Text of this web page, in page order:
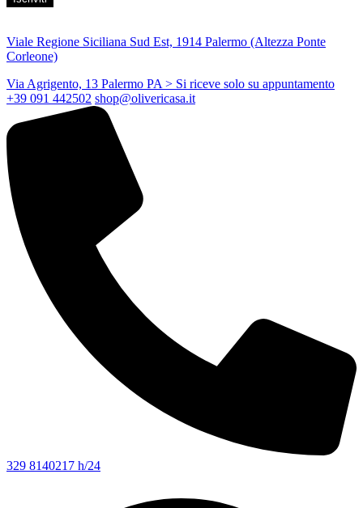
Viale Regione Siciliana Sud Est, 1914 Palermo (Altezza Ponte
Corleone)
Via Agrigento, 13 Palermo PA> Si riceve solo su appuntamento
+39 091 442502 shop@olivericasa.it
329 8140217 h/24